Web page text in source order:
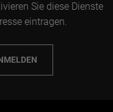
Sie diese Dienste
eintragen.